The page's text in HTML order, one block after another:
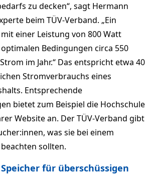
zu decken“, sagt Hermann
beim TÜV-Verband. „Ein
einer Leistung von 800 Watt
Bedingungen circa 550
im Jahr.“ Das entspricht etwa 40
Stromverbrauchs eines
Entsprechende
bietet zum Beispiel die Hochschule
Website an. Der TÜV-Verband gibt
was sie bei einem
sollten.
für überschüssigen